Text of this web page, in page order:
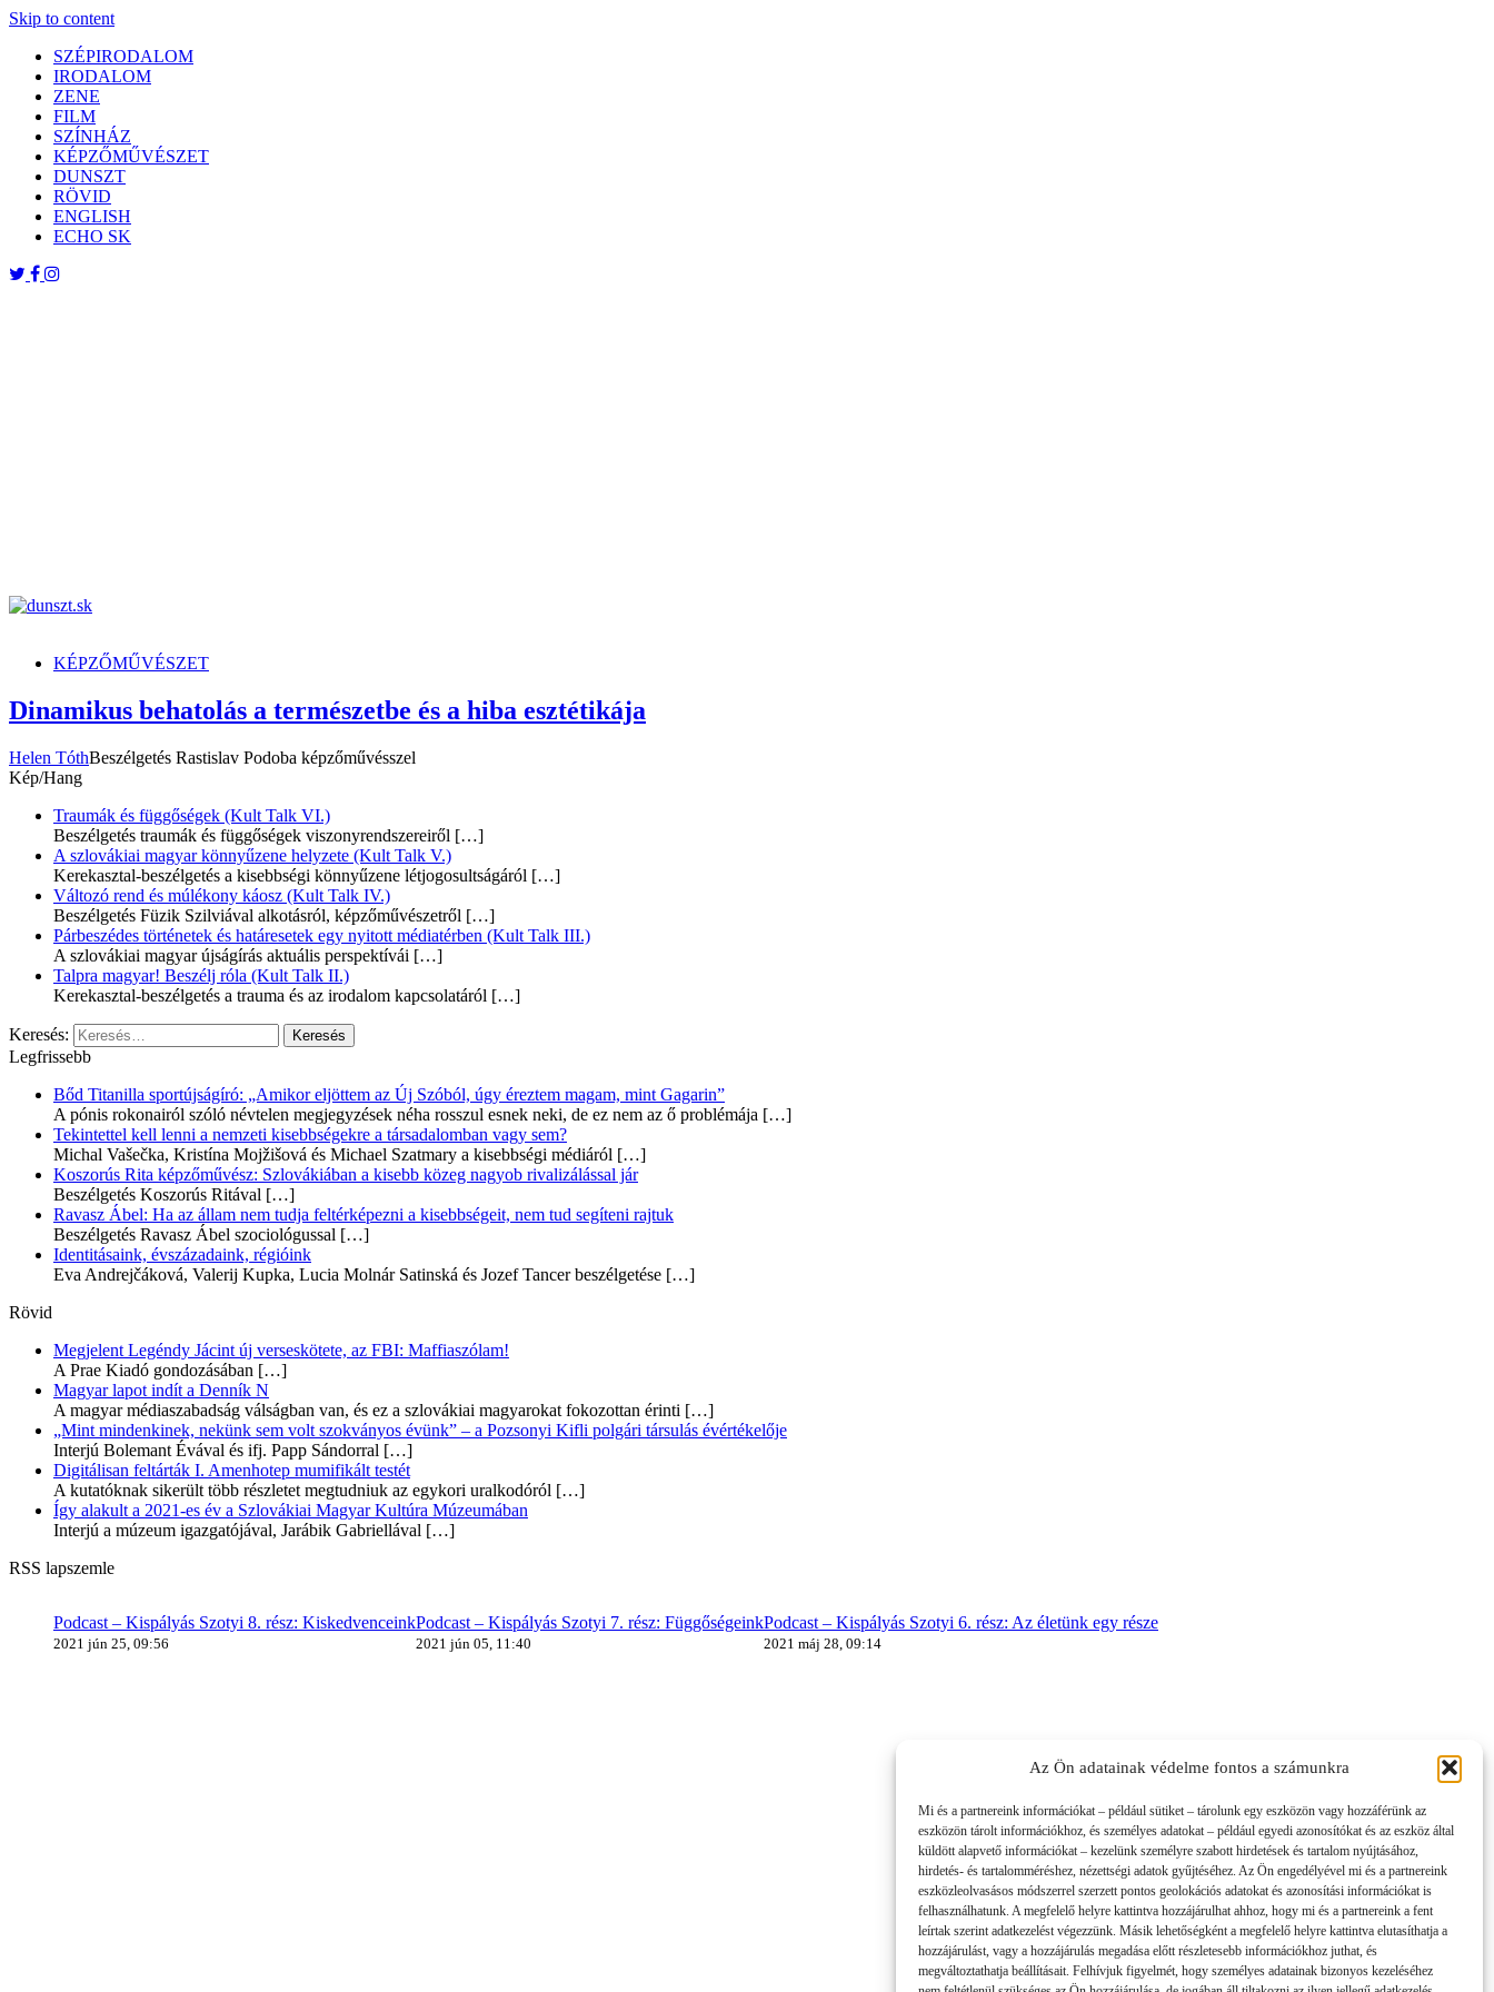
Az Ön adatainak védelme fontos a számunkra
Mi és a partnereink információkat – például sütiket – tárolunk egy eszközön vagy hozzáférünk az
eszközön tárolt információkhoz, és személyes adatokat – például egyedi azonosítókat és az eszköz által
küldött alapvető információkat – kezelünk személyre szabott hirdetések és tartalom nyújtásához,
hirdetés- és tartalomméréshez, nézettségi adatok gyűjtéséhez. Az Ön engedélyével mi és a partnereink
eszközleolvasásos módszerrel szerzett pontos geolokációs adatokat és azonosítási információkat is
felhasználhatunk. A megfelelő helyre kattintva hozzájárulhat ahhoz, hogy mi és a partnereink a fent
leírtak szerint adatkezelést végezzünk. Másik lehetőségként a megfelelő helyre kattintva elutasíthatja a
hozzájárulást, vagy a hozzájárulás megadása előtt részletesebb információkhoz juthat, és
megváltoztathatja beállításait. Felhívjuk figyelmét, hogy személyes adatainak bizonyos kezeléséhez
Skip to content
SZÉPIRODALOM
IRODALOM
ZENE
FILM
SZÍNHÁZ
KÉPZŐMŰVÉSZET
DUNSZT
RÖVID
ENGLISH
ECHO SK
KÉPZŐMŰVÉSZET
Dinamikus behatolás a természetbe és a hiba esztétikája
Helen TóthBeszélgetés Rastislav Podoba képzőművésszel
Kép/Hang
Traumák és függőségek (Kult Talk VI.)
Beszélgetés traumák és függőségek viszonyrendszereiről […]
A szlovákiai magyar könnyűzene helyzete (Kult Talk V.)
Kerekasztal-beszélgetés a kisebbségi könnyűzene létjogosultságáról […]
Változó rend és múlékony káosz (Kult Talk IV.)
Beszélgetés Füzik Szilviával alkotásról, képzőművészetről […]
Párbeszédes történetek és határesetek egy nyitott médiatérben (Kult Talk III.)
A szlovákiai magyar újságírás aktuális perspektívái […]
Talpra magyar! Beszélj róla (Kult Talk II.)
Kerekasztal-beszélgetés a trauma és az irodalom kapcsolatáról […]
Keresés:
Legfrissebb
Bőd Titanilla sportújságíró: „Amikor eljöttem az Új Szóból, úgy éreztem magam, mint Gagarin”
A pónis rokonairól szóló névtelen megjegyzések néha rosszul esnek neki, de ez nem az ő problémája […]
Tekintettel kell lenni a nemzeti kisebbségekre a társadalomban vagy sem?
Michal Vašečka, Kristína Mojžišová és Michael Szatmary a kisebbségi médiáról […]
Koszorús Rita képzőművész: Szlovákiában a kisebb közeg nagyob rivalizálással jár
Beszélgetés Koszorús Ritával […]
Ravasz Ábel: Ha az állam nem tudja feltérképezni a kisebbségeit, nem tud segíteni rajtuk
Beszélgetés Ravasz Ábel szociológussal […]
Identitásaink, évszázadaink, régióink
Eva Andrejčáková, Valerij Kupka, Lucia Molnár Satinská és Jozef Tancer beszélgetése […]
Rövid
Megjelent Legéndy Jácint új verseskötete, az FBI: Maffiaszólam!
A Prae Kiadó gondozásában […]
Magyar lapot indít a Denník N
A magyar médiaszabadság válságban van, és ez a szlovákiai magyarokat fokozottan érinti […]
„Mint mindenkinek, nekünk sem volt szokványos évünk” – a Pozsonyi Kifli polgári társulás évértékelője
Interjú Bolemant Évával és ifj. Papp Sándorral […]
Digitálisan feltárták I. Amenhotep mumifikált testét
A kutatóknak sikerült több részletet megtudniuk az egykori uralkodóról […]
Így alakult a 2021-es év a Szlovákiai Magyar Kultúra Múzeumában
Interjú a múzeum igazgatójával, Jarábik Gabriellával […]
RSS lapszemle
Podcast – Kispályás Szotyi 8. rész: Kiskedvenceink
2021 jún 25, 09:56
Podcast – Kispályás Szotyi 7. rész: Függőségeink
2021 jún 05, 11:40
Podcast – Kispályás Szotyi 6. rész: Az életünk egy része
2021 máj 28, 09:14